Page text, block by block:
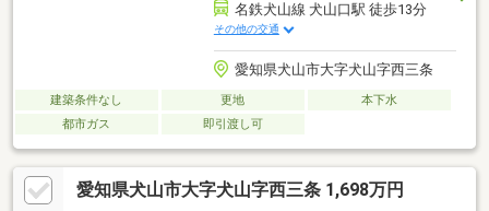
名鉄犬山線 犬山口駅 徒歩13分
その他の交通
愛知県犬山市大字犬山字西三条
建築条件なし 更地
本下水
都市ガス
即引渡し可
愛知県犬山市大字犬山字西三条 1,698万円